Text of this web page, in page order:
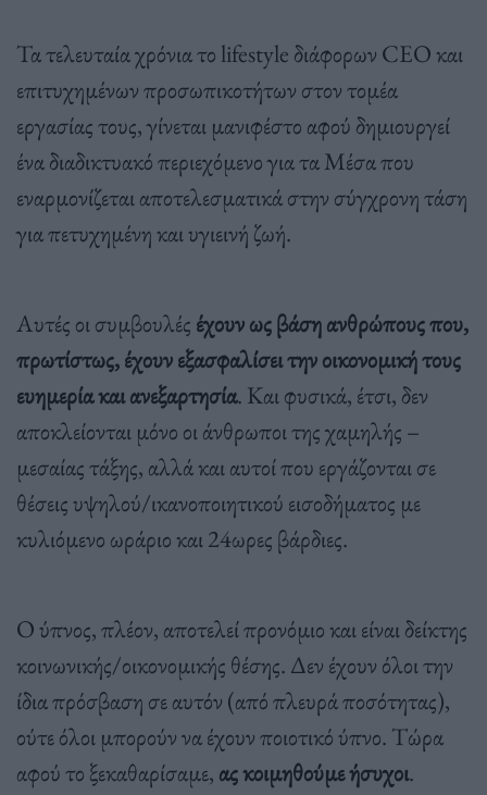
Τα τελευταία χρόνια το lifestyle διάφορων CEO και
επιτυχημένων προσωπικοτήτων στον τομέα
εργασίας τους, γίνεται μανιφέστο αφού δημιουργεί
ένα διαδικτυακό περιεχόμενο για τα Μέσα που
εναρμονίζεται αποτελεσματικά στην σύγχρονη τάση
για πετυχημένη και υγιεινή ζωή.
Αυτές οι συμβουλές έχουν ως βάση ανθρώπους που,
πρωτίστως, έχουν εξασφαλίσει την οικονομική τους
ευημερία και ανεξαρτησία. Και φυσικά, έτσι, δεν
αποκλείονται μόνο οι άνθρωποι της χαμηλής –
μεσαίας τάξης, αλλά και αυτοί που εργάζονται σε
θέσεις υψηλού/ικανοποιητικού εισοδήματος με
κυλιόμενο ωράριο και 24ωρες βάρδιες.
Ο ύπνος, πλέον, αποτελεί προνόμιο και είναι δείκτης
κοινωνικής/οικονομικής θέσης. Δεν έχουν όλοι την
ίδια πρόσβαση σε αυτόν (από πλευρά ποσότητας),
ούτε όλοι μπορούν να έχουν ποιοτικό ύπνο. Τώρα
αφού το ξεκαθαρίσαμε, ας κοιμηθούμε ήσυχοι.